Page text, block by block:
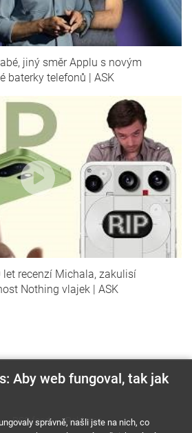
jiný směr Applu s novým
baterky telefonů | ASK
let recenzí Michala, zakulisí
Nothing vlajek | ASK
RSS feed
Reklama
Aby web fungoval, tak jak
správně, našli jste na nich, co